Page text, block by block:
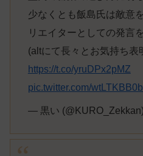
少なくとも飯島氏は敵意
リエイターとしての発言
(altにて長々とお気持ち表
https://t.co/yruDPx2pMZ
pic.twitter.com/
— 黒い (@KURO_Zekkan)